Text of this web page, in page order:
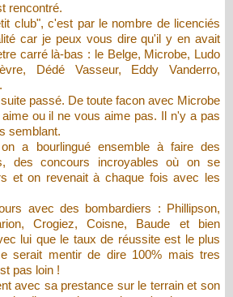
rencontré.
club", c'est par le nombre de licenciés
car je peux vous dire qu'il y en avait
carré là-bas : le Belge, Microbe, Ludo
Dédé Vasseur, Eddy Vanderro,
passé. De toute facon avec Microbe
ou il ne vous aime pas. Il n'y a pas
semblant.
a bourlingué ensemble à faire des
des concours incroyables où on se
et on revenait à chaque fois avec les
avec des bombardiers : Phillipson,
Crogiez, Coisne, Baude et bien
lui que le taux de réussite est le plus
serait mentir de dire 100% mais tres
pas loin !
avec sa prestance sur le terrain et son